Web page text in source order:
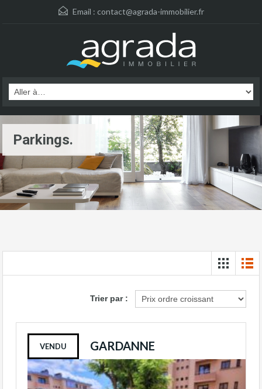
Email : contact@agrada-immobilier.fr
Parkings.
Trier par :
VENDU GARDANNE